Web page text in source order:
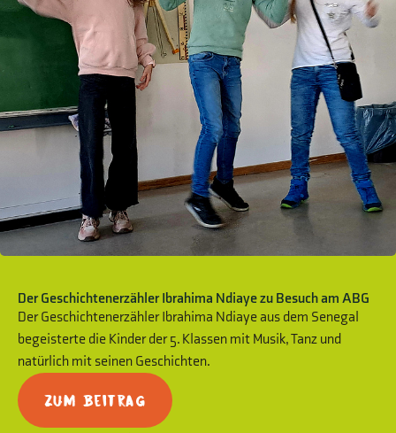
Der Geschichtenerzähler Ibrahima Ndiaye zu Besuch am ABG
Der Geschichtenerzähler Ibrahima Ndiaye aus dem Senegal
begeisterte die Kinder der 5. Klassen mit Musik, Tanz und
natürlich mit seinen Geschichten.
Zum Beitrag